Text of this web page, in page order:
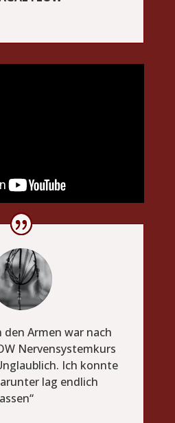
Armen war nach
Nervensystemkurs
Ich konnte
lag endlich